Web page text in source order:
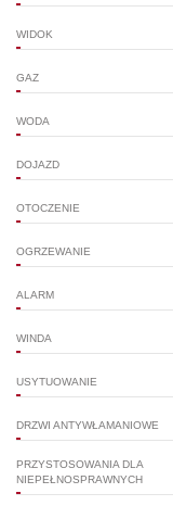
WIDOK
GAZ
WODA
DOJAZD
OTOCZENIE
OGRZEWANIE
ALARM
WINDA
USYTUOWANIE
DRZWI ANTYWŁAMANIOWE
PRZYSTOSOWANIA DLA
NIEPEŁNOSPRAWNYCH